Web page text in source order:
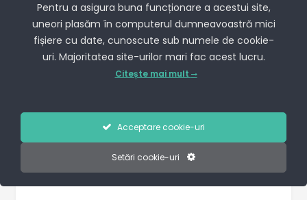
Tag-
uri:
bebe Z cezariana clinica nativia
nastere sarcina sarcina risc
7.336
Pentru a asigura buna funcționare a acestui site,
uneori plasăm în computerul dumneavoastră mici
fișiere cu date, cunoscute sub numele de cookie-
uri. Majoritatea site-urilor mari fac acest lucru.
Citește mai mult
Acceptare cookie-uri
Setări cookie-uri